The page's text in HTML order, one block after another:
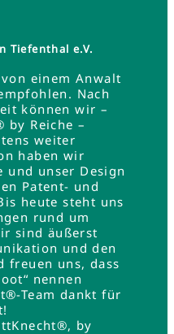
Tiefenthal e.V.
einem Anwalt
Nach
können wir –
by Reiche –
weiter
haben wir
und unser Design
Patent- und
heute steht uns
rund um
sind äußerst
und den
freuen uns, dass
nennen
Team dankt für
by